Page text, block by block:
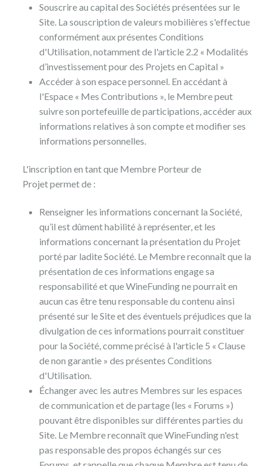
Souscrire au capital des Sociétés présentées sur le
Site. La souscription de valeurs mobilières s'effectue
conformément aux présentes Conditions
d'Utilisation, notamment de l'article 2.2 « Modalités
d’investissement pour des Projets en Capital »
Accéder à son espace personnel. En accédant à
l'Espace « Mes Contributions », le Membre peut
suivre son portefeuille de participations, accéder aux
informations relatives à son compte et modifier ses
informations personnelles.
L'inscription en tant que Membre Porteur de
Projet permet de :
Renseigner les informations concernant la Société,
qu’il est dûment habilité à représenter, et les
informations concernant la présentation du Projet
porté par ladite Société. Le Membre reconnaît que la
présentation de ces informations engage sa
responsabilité et que WineFunding ne pourrait en
aucun cas être tenu responsable du contenu ainsi
présenté sur le Site et des éventuels préjudices que la
divulgation de ces informations pourrait constituer
pour la Société, comme précisé à l'article 5 « Clause
de non garantie » des présentes Conditions
d'Utilisation.
Échanger avec les autres Membres sur les espaces
de communication et de partage (les « Forums »)
pouvant être disponibles sur différentes parties du
Site. Le Membre reconnaît que WineFunding n'est
pas responsable des propos échangés sur ces